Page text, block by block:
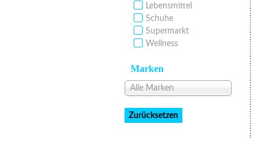
Lebensmittel
Schuhe
Supermarkt
Wellness
Marken
Alle Marken